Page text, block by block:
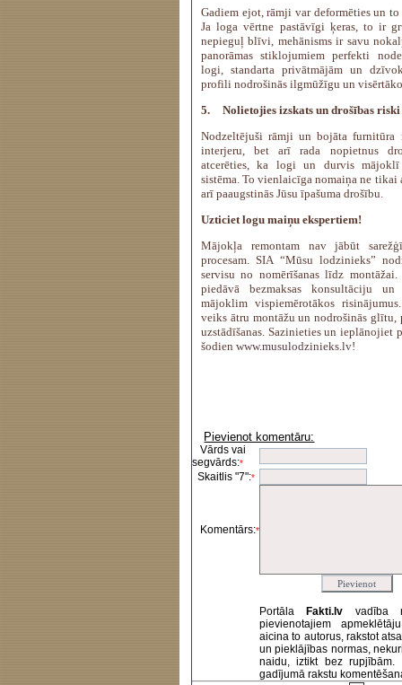
Gadiem ejot, rāmji var deformēties un
Ja loga vērtne pastāvīgi ķeras, to ir
nepieguļ blīvi, mehānisms ir savu
panorāmas stiklojumiem perfekti
logi, standarta privātmājām un
profili nodrošinās ilgmūžīgu un
5.
Nolietojies izskats un drošības riski
Nodzeltējuši rāmji un bojāta
interjeru, bet arī rada nopietnus
atcerēties, ka logi un durvis
sistēma. To vienlaicīga nomaiņa ne tikai
arī paaugstinās Jūsu īpašuma drošību.
Uzticiet logu maiņu ekspertiem!
Mājokļa remontam nav jābūt
procesam. SIA “Mūsu lodzinieks”
servisu no nomērīšanas līdz montāžai.
piedāvā bezmaksas konsultāciju
mājoklim vispiemērotākos
veiks ātru montāžu un nodrošinās
uzstādīšanas. Sazinieties un ieplānojiet
šodien www.musulodzinieks.lv!
Pievienot komentāru:
Vārds vai
segvārds:*
Skaitlis "7":*
Komentārs:*
Portāla Fakti.lv vadība
pievienotajiem
aicina to autorus, rakstot
un pieklājības normas,
naidu, iztikt bez rupjībām.
gadījumā rakstu